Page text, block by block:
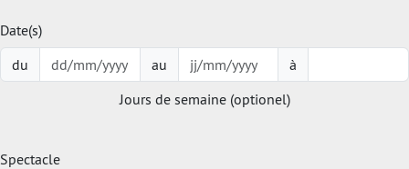
Date(s)
du
au
à
Jours de semaine (optionel)
Spectacle